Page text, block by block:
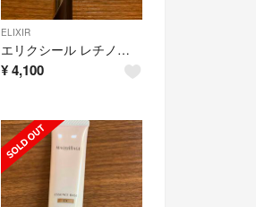
ELIXIR
エリクシール レチノパワー リンクルクリーム L(22g)
¥4,100